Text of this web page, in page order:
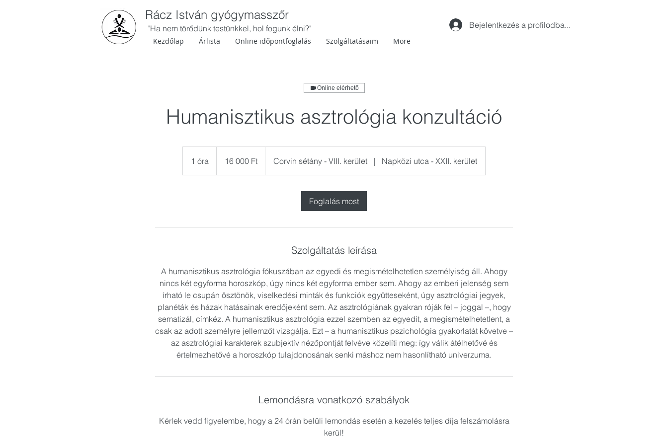
Rácz István gyógymasszőr
"Ha nem törődünk testünkkel, hol fogunk élni?"
Kezdőlap Árlista Online időpontfoglalás Szolgáltatásaim More
Bejelentkezés a profilodba...
Online elérhető
Humanisztikus asztrológia konzultáció
1 óra1
ó
forint16 000 Ft Corvin sétány - VIII. kerület | Napközi utca - XXII. kerület
Foglalás most
Szolgáltatás leírása
A humanisztikus asztrológia fókuszában az egyedi és megismételhetetlen személyiség áll. Ahogy
nincs két egyforma horoszkóp, úgy nincs két egyforma ember sem. Ahogy az emberi jelenség sem
írható le csupán ösztönök, viselkedési minták és funkciók együtteseként, úgy asztrológiai jegyek,
planéták és házak hatásainak eredőjeként sem. Az asztrológiának gyakran róják fel – joggal –, hogy
sematizál, címkéz. A humanisztikus asztrológia ezzel szemben az egyedit, a megismételhetetlent, a
csak az adott személyre jellemzőt vizsgálja. Ezt – a humanisztikus pszichológia gyakorlatát követve –
az asztrológiai karakterek szubjektív nézőpontját felvéve közelíti meg: így válik átélhetővé és
értelmezhetővé a horoszkóp tulajdonosának senki máshoz nem hasonlítható univerzuma.
Lemondásra vonatkozó szabályok
Kérlek vedd figyelembe, hogy a 24 órán belüli lemondás esetén a kezelés teljes díja felszámolásra
kerül!